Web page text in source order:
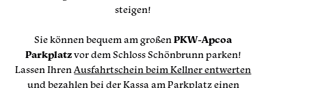
steigen!
Sie können bequem am großenPKW-Apcoa
Parkplatzvor dem Schloss Schönbrunn parken!
Lassen IhrenAusfahrtschein beim Kellner entwerten
und bezahlen bei der Kassa am Parkplatz einen